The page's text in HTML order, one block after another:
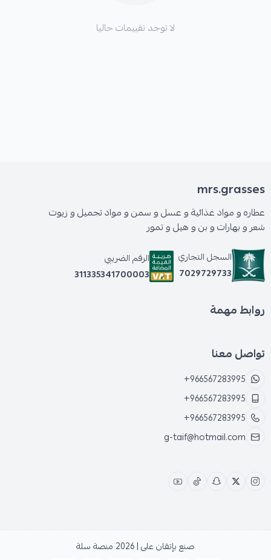
لا توجد تقييمات حاليا
mrs.grasses
عطاره و مواد غذائية و عسل و سمن و مواد تجميل و زيوت
شعر و بهارات و بن و هيل و تمور
السجل التجاري
7029729733
الرقم الضريبي
311335341700003
روابط مهمة
تواصل معنا
+966567283995
+966567283995
+966567283995
g-taif@hotmail.com
صنع بإتقان على | 2026 منصة سلة